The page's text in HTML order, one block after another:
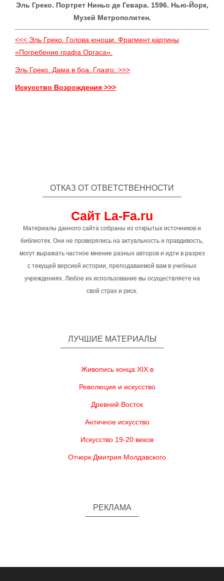
Эль Греко. Портрет Ниньо де Гевара. 1596. Нью-Йорк,
Музей Метрополитен.
<<< Эль Греко. Голова юноши. Фрагмент картины
«Погребение графа Оргаса».
Эль Греко. Дама в боа. Глазго. >>>
Искусство Возрождения >>>
ОТКАЗ ОТ ОТВЕТСТВЕННОСТИ
Сайт La-Fa.ru
Материалы данного сайта собраны из открытых источников и
библиотек. Они не проверялись на актуальность и правдивость,
могут выражать частное мнение разных авторов и идти в разрез
с текущей версией истории, преподаваемой вам в учебных
учреждениях. Любое их использование вы осуществляете на
свой страх и риск.
ЛУЧШИЕ МАТЕРИАЛЫ
Живопись конца XIX в
Революция и искусство
Древний Восток
Античное искусство
Искусство 19-20 веков
Отчерк Дмитрия Молдавского
РЕКЛАМА